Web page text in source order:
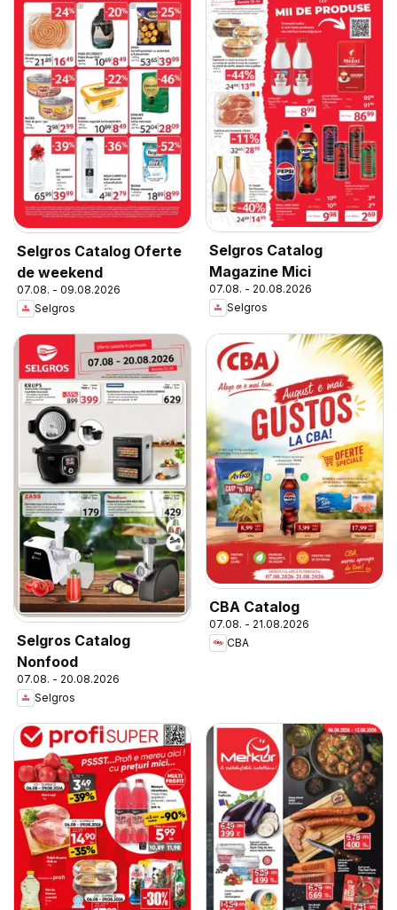
Selgros Catalog Oferte
de weekend
07.08. - 09.08.2026
Selgros
Selgros Catalog
Magazine Mici
07.08. - 20.08.2026
Selgros
Selgros Catalog
Nonfood
07.08. - 20.08.2026
Selgros
CBA Catalog
07.08. - 21.08.2026
CBA